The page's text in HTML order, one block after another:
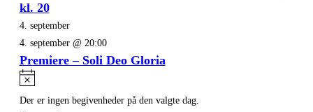
kl. 20
4. september
4. september @ 20:00
Premiere – Soli Deo Gloria
Notice
Der er ingen begivenheder på den valgte dag.